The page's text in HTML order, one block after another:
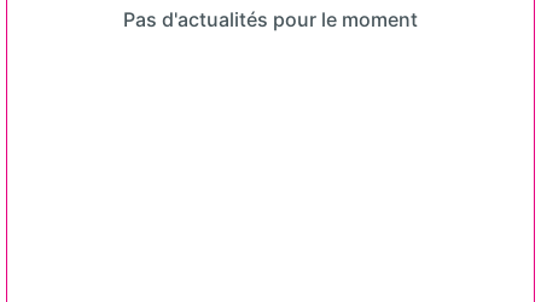
Pas d'actualités pour le moment